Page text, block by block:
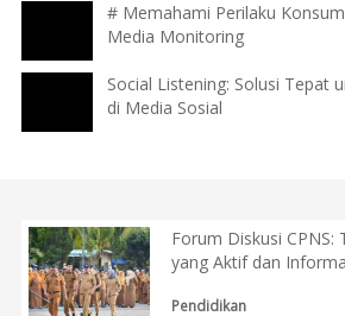
# Memahami Perilaku
Media Monitoring
Social Listening: Solusi Tepat
di Media Sosial
Forum Diskusi CPNS:
yang Aktif dan
Pendidikan